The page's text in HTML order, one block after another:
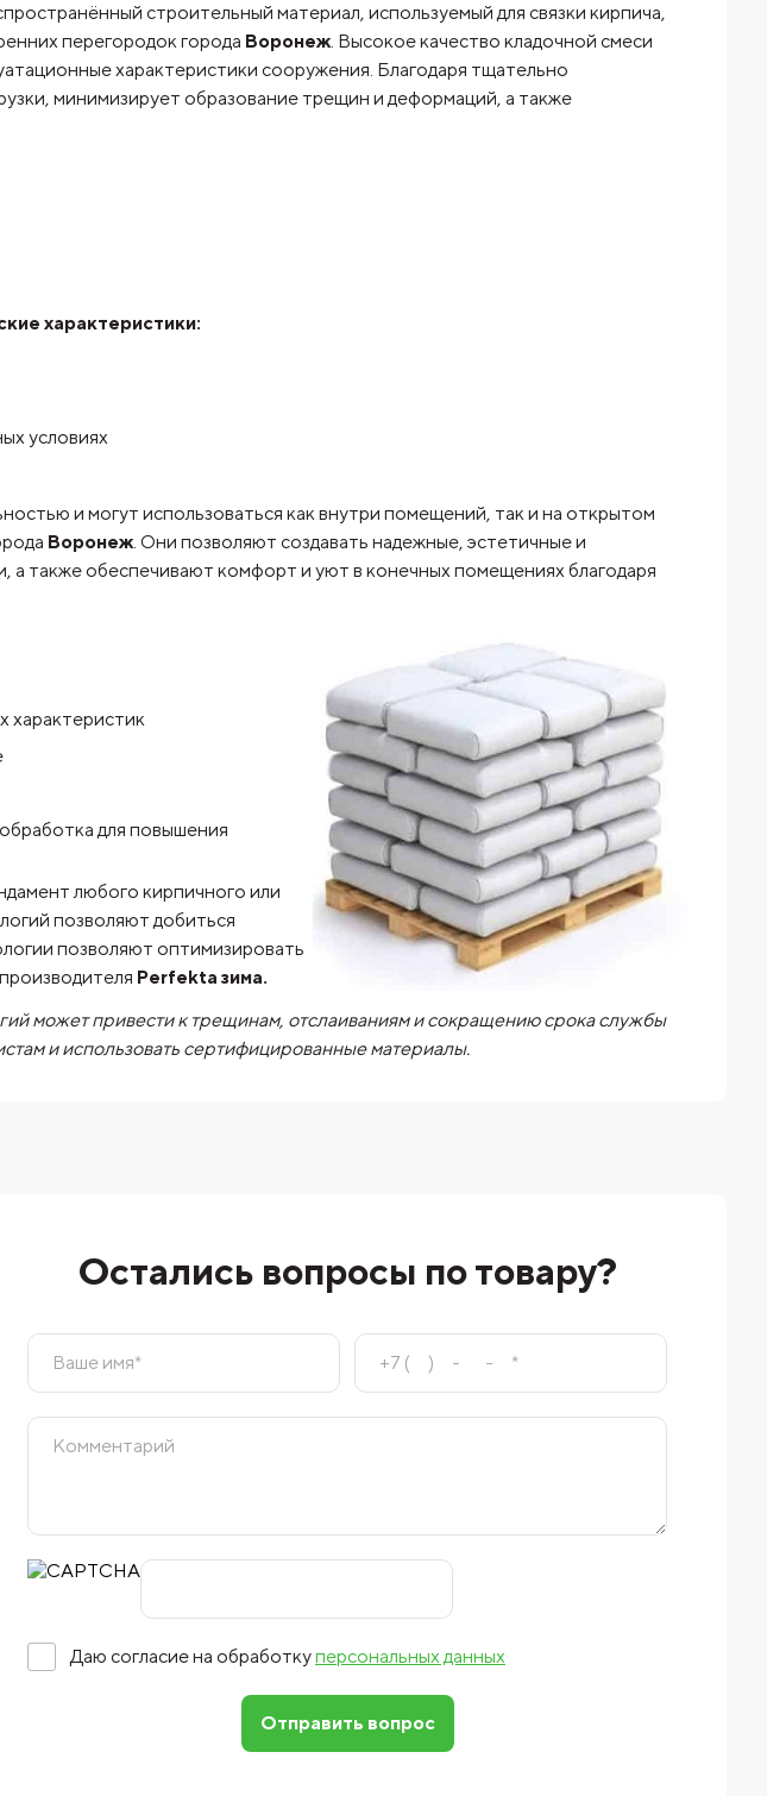
строительный материал, используемый для связки кирпича,
перегородок города Воронеж. Высокое качество кладочной смеси
характеристики сооружения. Благодаря тщательно
минимизирует образование трещин и деформаций, а также
характеристики:
условиях
и могут использоваться как внутри помещений, так и на открытом
Воронеж. Они позволяют создавать надежные, эстетичные и
а также обеспечивают комфорт и уют в конечных помещениях благодаря
характеристик
для повышения
любого кирпичного или
позволяют добиться
позволяют оптимизировать
Perfekta зима.
может привести к трещинам, отслаиваниям и сокращению срока службы
и использовать сертифицированные материалы.
Остались вопросы по товару?
Даю согласие на обработкуперсональных данных
Отправить вопрос